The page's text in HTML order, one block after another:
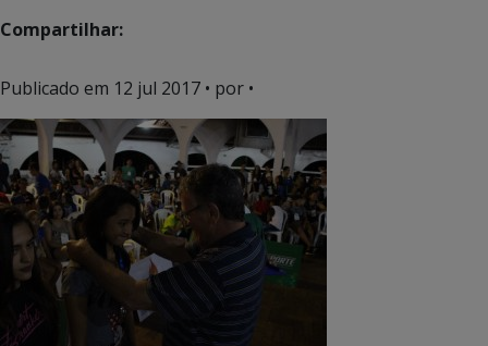
Compartilhar:
Publicado em 12 jul 2017 • por •